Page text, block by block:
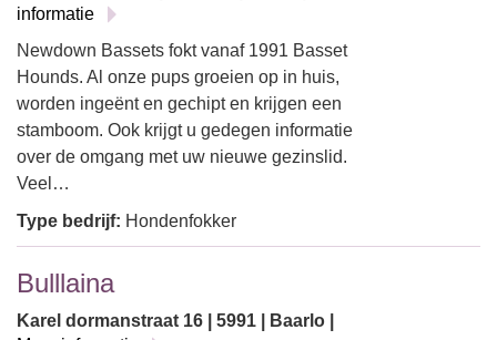
informatie
Newdown Bassets fokt vanaf 1991 Basset
Hounds. Al onze pups groeien op in huis,
worden ingeënt en gechipt en krijgen een
stamboom. Ook krijgt u gedegen informatie
over de omgang met uw nieuwe gezinslid.
Veel…
Type bedrijf: Hondenfokker
Bulllaina
Karel dormanstraat 16 | 5991 | Baarlo |